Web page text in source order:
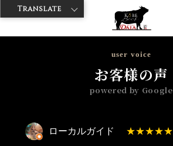
神戸牛ダイヤ > 神戸牛ダイア 雷門東店
user voice
お客様の声
powered by Google
ローカルガイド
Translate